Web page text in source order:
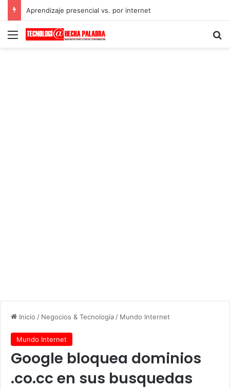
Aprendizaje presencial vs. por internet
Menú
Inicio / Negocios & Tecnología / Mundo Internet
Mundo Internet
Google bloquea dominios
.co.cc en sus busquedas